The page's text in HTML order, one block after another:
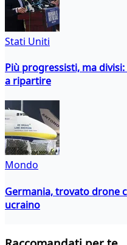
Stati Uniti
Più progressisti, ma
a ripartire
Mondo
Germania, trovato drone
ucraino